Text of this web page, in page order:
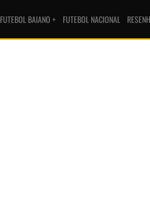
FUTEBOL BAIANO + FUTEBOL NACIONAL